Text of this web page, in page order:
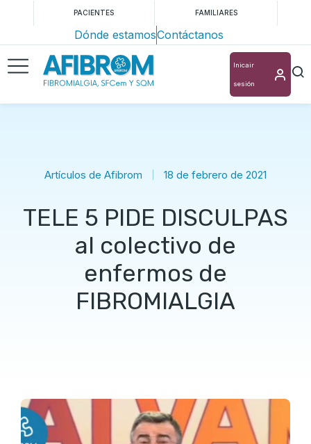
PACIENTES FAMILIARES
Dónde estamosContáctanos
Inicair
sesión
Artículos de Afibrom 18 de febrero de 2021
TELE 5 PIDE DISCULPAS
al colectivo de
enfermos de
FIBROMIALGIA